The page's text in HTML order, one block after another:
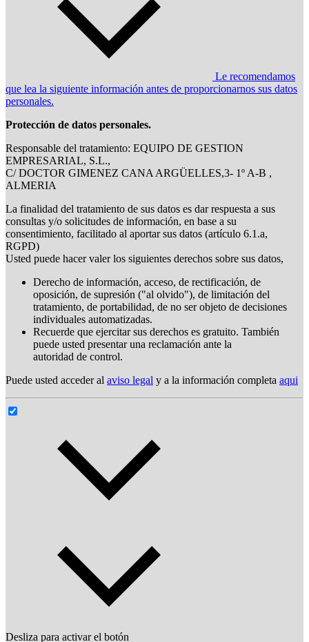
Le recomendamos
que lea la siguiente información antes de proporcionarnos sus datos
personales.
Protección de datos personales.
Responsable del tratamiento: EQUIPO DE GESTION
EMPRESARIAL, S.L.,
C/ DOCTOR GIMENEZ CANA ARGÜELLES,3- 1º A-B ,
ALMERIA
La finalidad del tratamiento de sus datos es dar respuesta a sus
consultas y/o solicitudes de información, en base a su
consentimiento, facilitado al aportar sus datos (artículo 6.1.a,
RGPD)
Usted puede hacer valer los siguientes derechos sobre sus datos,
Derecho de información, acceso, de rectificación, de
oposición, de supresión ("al olvido"), de limitación del
tratamiento, de portabilidad, de no ser objeto de decisiones
individuales automatizadas.
Recuerde que ejercitar sus derechos es gratuito. También
puede usted presentar una reclamación ante la
autoridad de control.
Puede usted acceder al aviso legal y a la información completa aqui
Desliza para activar el botón